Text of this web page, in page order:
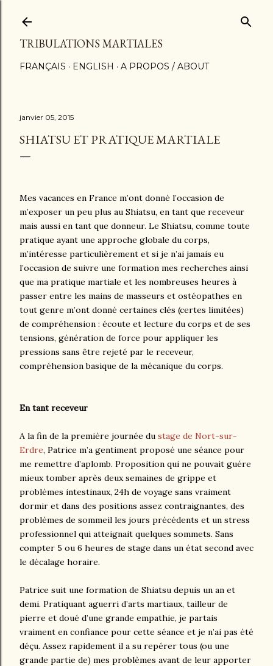
TRIBULATIONS MARTIALES
FRANÇAIS ENGLISH A PROPOS / ABOUT
janvier 05, 2015
SHIATSU ET PRATIQUE MARTIALE
Mes vacances en France m’ont donné l’occasion de
m’exposer un peu plus au Shiatsu, en tant que receveur
mais aussi en tant que donneur. Le Shiatsu, comme toute
pratique ayant une approche globale du corps,
m’intéresse particulièrement et si je n’ai jamais eu
l’occasion de suivre une formation mes recherches ainsi
que ma pratique martiale et les nombreuses heures à
passer entre les mains de masseurs et ostéopathes en
tout genre m’ont donné certaines clés (certes limitées)
de compréhension : écoute et lecture du corps et de ses
tensions, génération de force pour appliquer les
pressions sans être rejeté par le receveur,
compréhension basique de la mécanique du corps.
En tant receveur
A la fin de la première journée du stage de Nort-sur-
Erdre, Patrice m’a gentiment proposé une séance pour
me remettre d’aplomb. Proposition qui ne pouvait guère
mieux tomber après deux semaines de grippe et
problèmes intestinaux, 24h de voyage sans vraiment
dormir et dans des positions assez contraignantes, des
problèmes de sommeil les jours précédents et un stress
professionnel qui atteignait quelques sommets. Sans
compter 5 ou 6 heures de stage dans un état second avec
le décalage horaire.
Patrice suit une formation de Shiatsu depuis un an et
demi. Pratiquant aguerri d’arts martiaux, tailleur de
pierre et doué d’une grande empathie, je partais
vraiment en confiance pour cette séance et je n’ai pas été
déçu. Assez rapidement il a su repérer tous (ou une
grande partie de) mes problèmes avant de leur apporter